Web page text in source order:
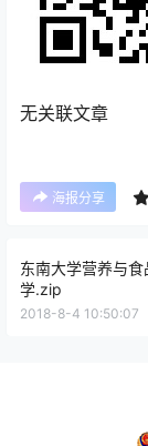
无关联文章
海报分享
东南大学营养与食
学.zip
2018-8-4 10:50:07